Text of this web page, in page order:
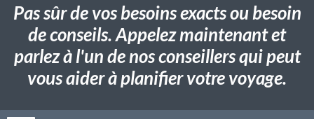
Pas sûr de vos besoins exacts ou besoin
de conseils. Appelez maintenant et
parlez à l'un de nos conseillers qui peut
vous aider à planifier votre voyage.